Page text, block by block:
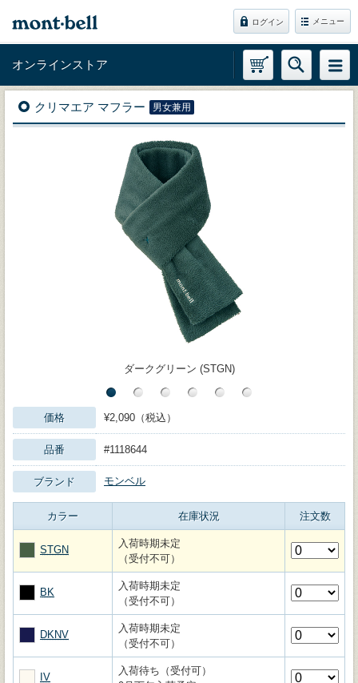
ログイン メニュー
オンラインストア
クリマエア マフラー 男女兼用
ダークグリーン (STGN)
価格 ¥2,090（税込）
品番 #1118644
ブランド モンベル
カラー 在庫状況 注文数
STGN
入荷時期未定
（受付不可）
BK
入荷時期未定
（受付不可）
DKNV
入荷時期未定
（受付不可）
IV
入荷待ち（受付可）